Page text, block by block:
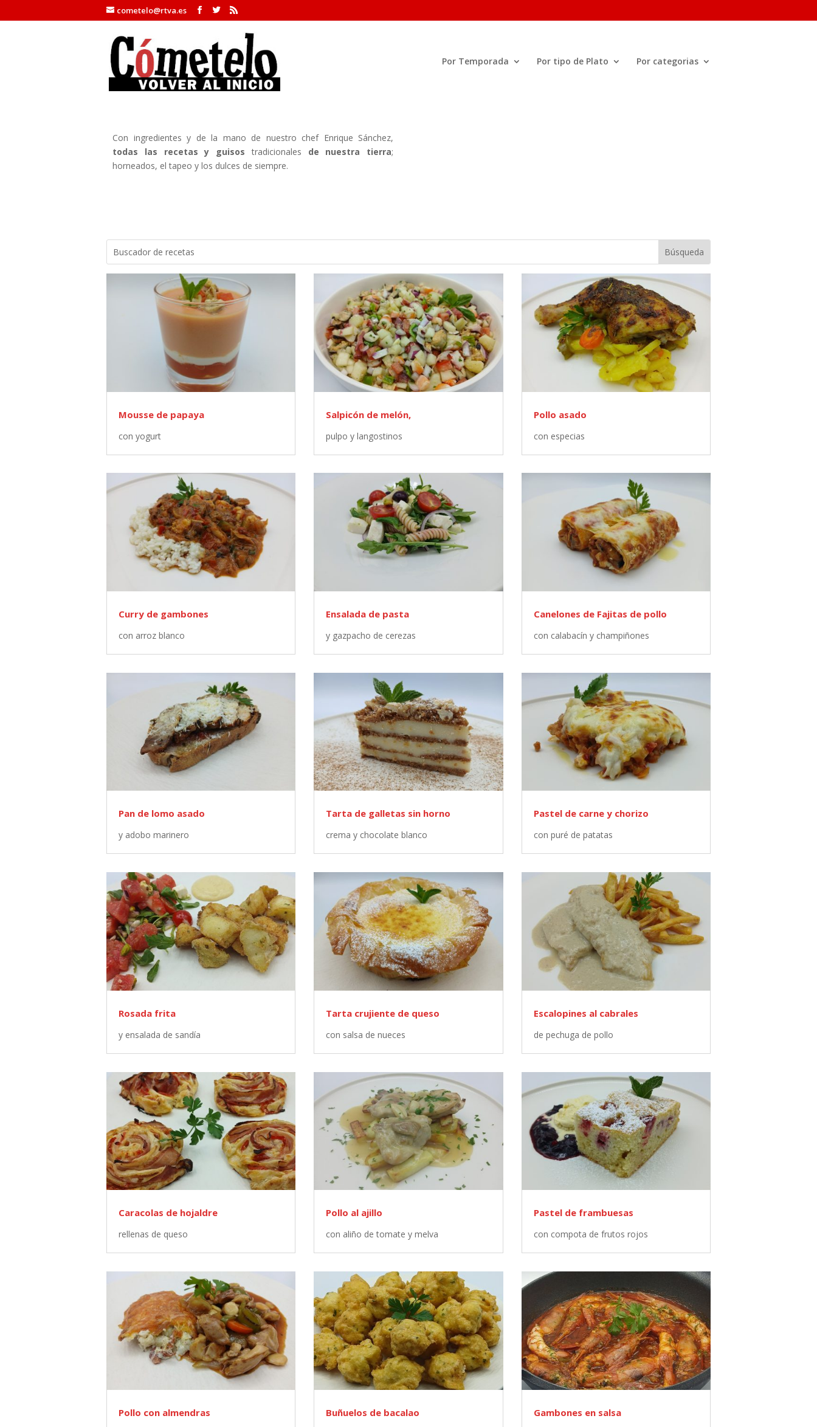
cometelo@rtva.es
Por Temporada Por tipo de Plato Por categorias
Con ingredientes y de la mano de nuestro chef Enrique Sánchez,
todas las recetas y guisostradicionales de nuestra tierra;
horneados, el tapeo y los dulces de siempre.
Mousse de papaya
con yogurt
Curry de gambones
con arroz blanco
Pan de lomo asado
y adobo marinero
Rosada frita
y ensalada de sandía
Caracolas de hojaldre
rellenas de queso
Pollo con almendras
Salpicón de melón,
pulpo y langostinos
Ensalada de pasta
y gazpacho de cerezas
Tarta de galletas sin horno
crema y chocolate blanco
Tarta crujiente de queso
con salsa de nueces
Pollo al ajillo
con aliño de tomate y melva
Buñuelos de bacalao
Pollo asado
con especias
Canelones de Fajitas de pollo
con calabacín y champiñones
Pastel de carne y chorizo
con puré de patatas
Escalopines al cabrales
de pechuga de pollo
Pastel de frambuesas
con compota de frutos rojos
Gambones en salsa